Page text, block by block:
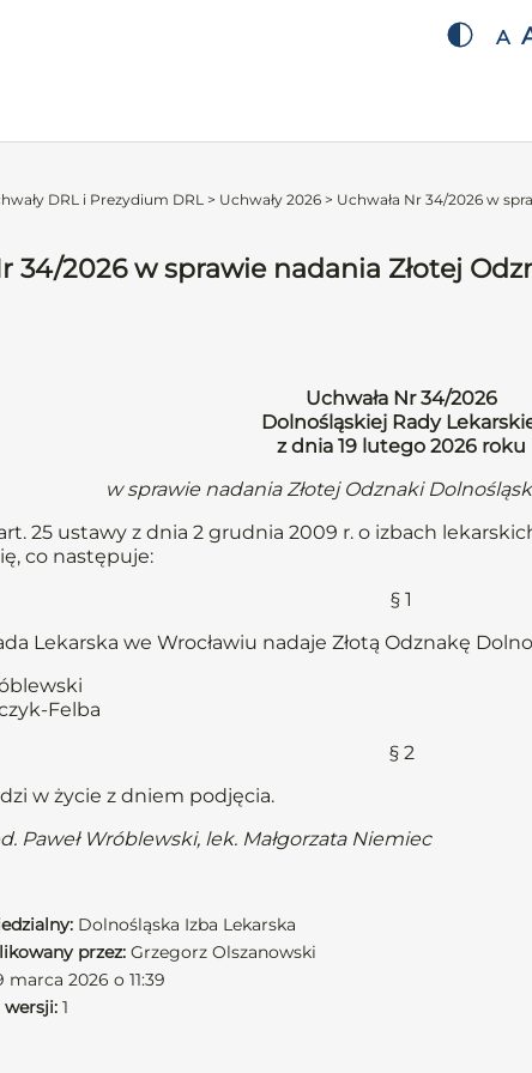
A
DRL i Prezydium DRL > Uchwały 2026 > Uchwała Nr 34/2026 w
34/2026 w sprawie nadania Złotej
Uchwała Nr 34/2026
Dolnośląskiej Rady
z dnia 19 lutego 2026 roku
w sprawie nadania Złotej Odznaki
25 ustawy z dnia 2 grudnia 2009 r. o izbach
co następuje:
§ 1
Lekarska we Wrocławiu nadaje Złotą Odznakę
Felba
§ 2
w życie z dniem podjęcia.
Paweł Wróblewski, lek. Małgorzata Niemiec
Dolnośląska Izba Lekarska
przez: Grzegorz Olszanowski
marca 2026 o 11:39
1